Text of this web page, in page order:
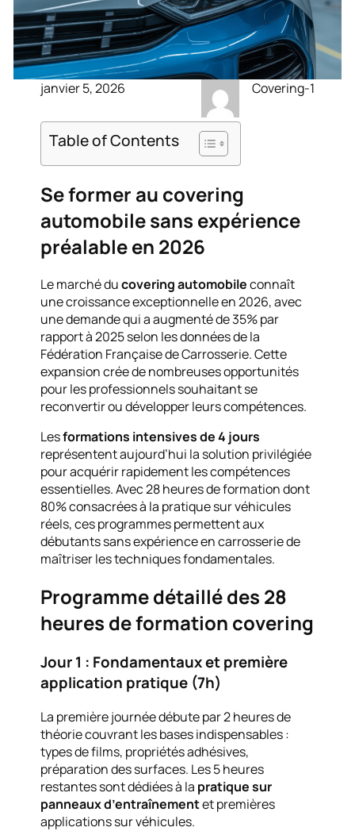
janvier 5, 2026 Covering-1
Table of Contents
Se former au covering
automobile sans expérience
préalable en 2026
Le marché ducovering automobileconnaît
une croissance exceptionnelle en 2026, avec
une demande qui a augmenté de 35% par
rapport à 2025 selon les données de la
Fédération Française de Carrosserie. Cette
expansion crée de nombreuses opportunités
pour les professionnels souhaitant se
reconvertir ou développer leurs compétences.
Lesformations intensives de 4 jours
représentent aujourd’hui la solution privilégiée
pour acquérir rapidement les compétences
essentielles. Avec 28 heures de formation dont
80% consacrées à la pratique sur véhicules
réels, ces programmes permettent aux
débutants sans expérience en carrosserie de
maîtriser les techniques fondamentales.
Programme détaillé des 28
heures de formation covering
Jour 1 : Fondamentaux et première
application pratique (7h)
La première journée débute par 2 heures de
théorie couvrant les bases indispensables :
types de films, propriétés adhésives,
préparation des surfaces. Les 5 heures
restantes sont dédiées à la pratique sur
panneaux d’entraînementet premières
applications sur véhicules.